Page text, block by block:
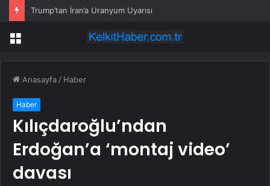
Trump’tan İran’a Uranyum Uyarısı
Menü
Anasayfa / Haber
Haber
Kılıçdaroğlu’ndan
Erdoğan’a ‘montaj video’
davası